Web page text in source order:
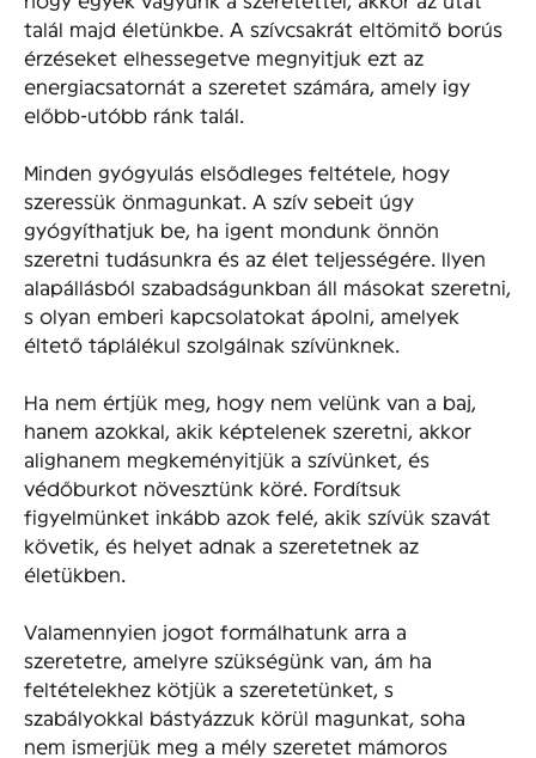
talál majd életünkbe. A szívcsakrát eltömitő borús
érzéseket elhessegetve megnyitjuk ezt az
energiacsatornát a szeretet számára, amely igy
előbb-utóbb ránk talál.
Minden gyógyulás elsődleges feltétele, hogy
szeressük önmagunkat. A szív sebeit úgy
gyógyíthatjuk be, ha igent mondunk önnön
szeretni tudásunkra és az élet teljességére. Ilyen
alapállásból szabadságunkban áll másokat szeretni,
s olyan emberi kapcsolatokat ápolni, amelyek
éltető táplálékul szolgálnak szívünknek.
Ha nem értjük meg, hogy nem velünk van a baj,
hanem azokkal, akik képtelenek szeretni, akkor
alighanem megkeményitjük a szívünket, és
védőburkot növesztünk köré. Fordítsuk
figyelmünket inkább azok felé, akik szívük szavát
követik, és helyet adnak a szeretetnek az
életükben.
Valamennyien jogot formálhatunk arra a
szeretetre, amelyre szükségünk van, ám ha
feltételekhez kötjük a szeretetünket, s
szabályokkal bástyázzuk körül magunkat, soha
nem ismerjük meg a mély szeretet mámoros